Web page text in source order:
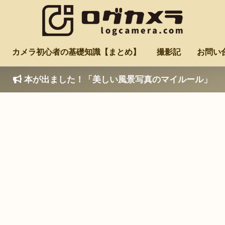
カメラ初心者の基礎知識【まとめ】 撮影記 お問い
本が出ました！「美しい風景写真のマイルール」